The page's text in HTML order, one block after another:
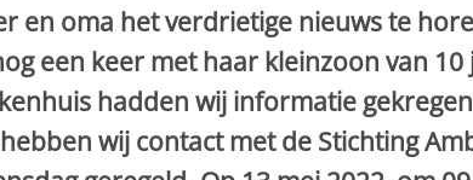
en oma het verdrietige nieuws te
een keer met haar kleinzoon van
hadden wij informatie
wij contact met de Stichting